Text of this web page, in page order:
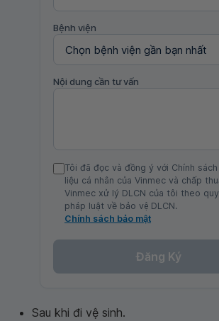
Bệnh viện
Nội dung cần tư vấn
Tôi đã đọc và đồng ý với Chính
liệu cá nhân của Vinmec và chấp
Vinmec xử lý DLCN của tôi theo
pháp luật về bảo vệ DLCN.
Chính sách bảo mật
Đăng Ký
Sau khi đi vệ sinh.